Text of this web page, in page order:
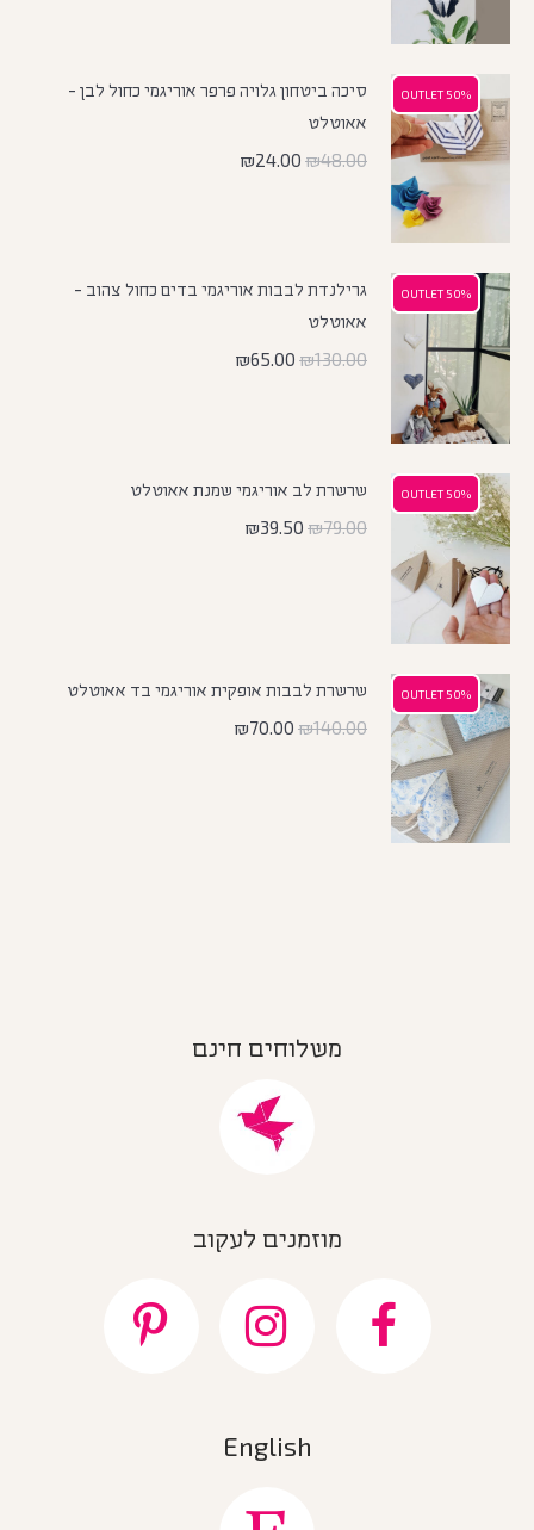
50% OUTLET
50% OUTLET
סיכה ביטחון גלויה פרפר אוריגמי כחול לבן -
אאוטלט
₪48.00
₪24.00
50% OUTLET
50% OUTLET
גרילנדת לבבות אוריגמי בדים כחול צהוב -
אאוטלט
₪130.00
₪65.00
50% OUTLET
50% OUTLET
שרשרת לב אוריגמי שמנת אאוטלט
₪79.00
₪39.50
50% OUTLET
50% OUTLET
שרשרת לבבות אופקית אוריגמי בד אאוטלט
₪140.00
₪70.00
משלוחים חינם
מוזמנים לעקוב
English